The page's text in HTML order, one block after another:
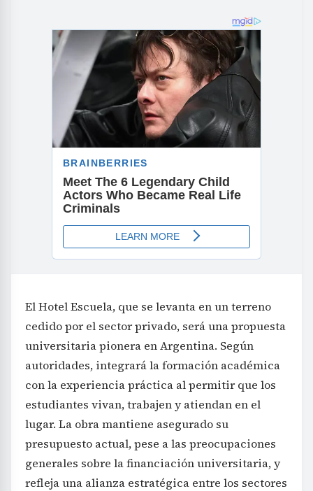
El Hotel Escuela, que se levanta en un terreno
cedido por el sector privado, será una propuesta
universitaria pionera en Argentina. Según
autoridades, integrará la formación académica
con la experiencia práctica al permitir que los
estudiantes vivan, trabajen y atiendan en el
lugar. La obra mantiene asegurado su
presupuesto actual, pese a las preocupaciones
generales sobre la financiación universitaria, y
refleja una alianza estratégica entre los sectores